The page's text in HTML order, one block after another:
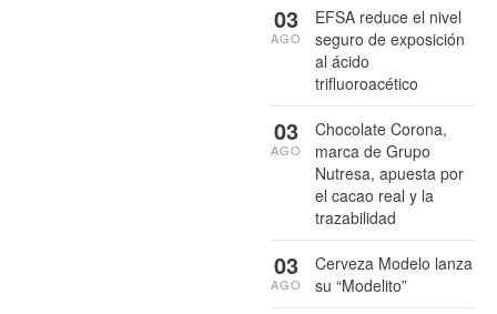
EFSA reduce el nivel
seguro de exposición
al ácido
trifluoroacético
03
AGO
Chocolate Corona,
marca de Grupo
Nutresa, apuesta por
el cacao real y la
trazabilidad
03
AGO
Cerveza Modelo lanza
su “Modelito”
03
AGO